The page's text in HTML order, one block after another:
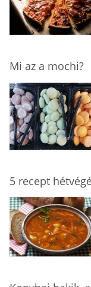
Mi az a mochi?
5 recept